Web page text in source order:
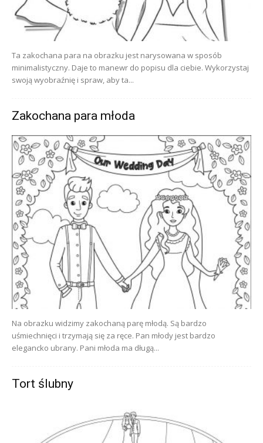
Ta zakochana para na obrazku jest narysowana w sposób
minimalistyczny. Daje to manewr do popisu dla ciebie. Wykorzystaj
swoją wyobraźnię i spraw, aby ta...
Zakochana para młoda
Na obrazku widzimy zakochaną parę młodą. Są bardzo
uśmiechnięci i trzymają się za ręce. Pan młody jest bardzo
elegancko ubrany. Pani młoda ma długą...
Tort ślubny